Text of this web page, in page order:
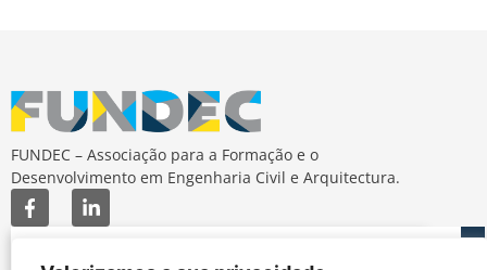
FUNDEC – Associação para a Formação e o
Desenvolvimento em Engenharia Civil e Arquitectura.